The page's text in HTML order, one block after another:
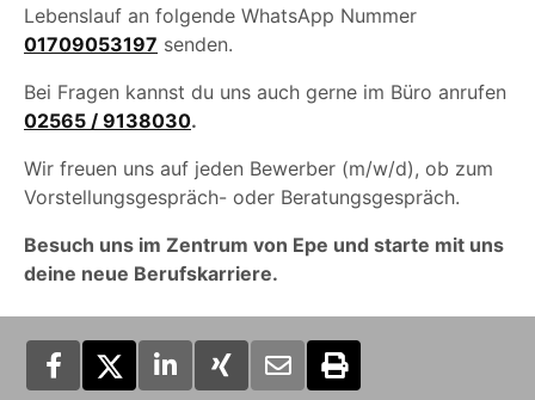
Lebenslauf an folgende WhatsApp Nummer
01709053197 senden.
Bei Fragen kannst du uns auch gerne im Büro anrufen
02565 / 9138030.
Wir freuen uns auf jeden Bewerber (m/w/d), ob zum
Vorstellungsgespräch- oder Beratungsgespräch.
Besuch uns im Zentrum von Epe und starte mit uns
deine neue Berufskarriere.